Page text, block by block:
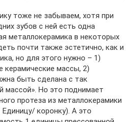
тоже не забываем, хотя при
зубов с ней есть одна
металлокерамика в некоторых
почти также эстетично, как и
но для этого нужно – 1)
керамические массы, 2)
быть сделана с так
массой». Но это поднимает
протеза из металлокерамики
коронку). А это